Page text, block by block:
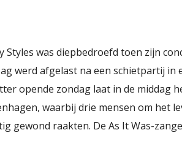
Styles was diepbedroefd toen zijn
werd afgelast na een schietpartij in
opende zondag laat in de middag
waarbij drie mensen om het
gewond raakten. De As It Was-